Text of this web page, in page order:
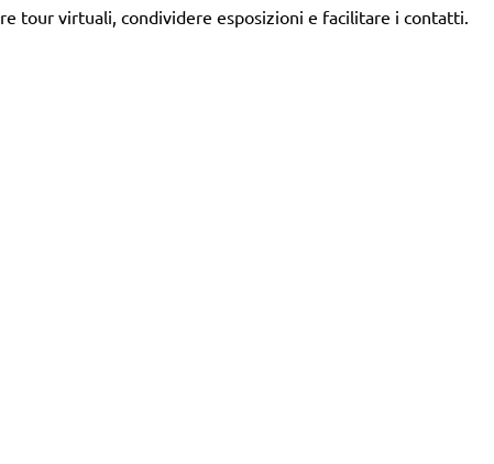
tour virtuali, condividere esposizioni e facilitare i contatti.